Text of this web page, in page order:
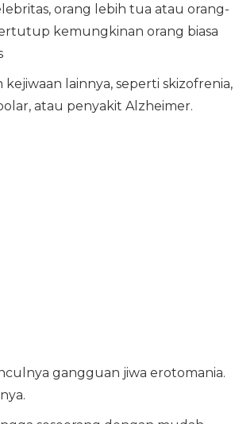
orang lebih tua atau orang-
kemungkinan orang biasa
lainnya, seperti skizofrenia,
atau penyakit Alzheimer.
gangguan jiwa erotomania.